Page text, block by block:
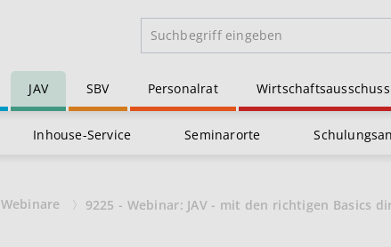
JAV SBV Personalrat Wirtschaftsausschuss
Inhouse-Service Seminarorte
Webinare 9225 - Webinar: JAV - mit den richtigen Basics